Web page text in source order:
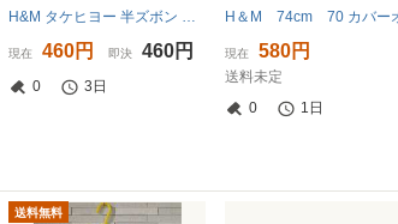
H&M タケヒヨー 半ズボン ハーフパンツ 95cm セット 男の子 ボトムス
現在 460円 即決 460円
0 3日
現在 580円
送料未定
0
1日
送料無料